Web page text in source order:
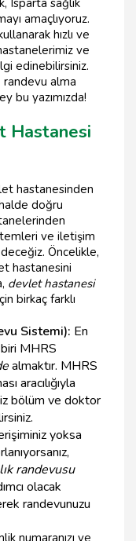
Isparta sağlık
amaçlıyoruz.
hızlı ve
ve
edinebilirsiniz.
alma
bu yazımızda!
Hastanesi
hastanesinden
doğru
ve iletişim
Öncelikle,
hastanesini
devlet hastanesi
birkaç farklı
Sistemi): En
MHRS
almaktır. MHRS
aracılığıyla
bölüm ve doktor
yoksa
randevusu
olacak
randevunuzu
numaranızı ve